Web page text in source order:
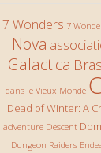
7 Wonders 7
Nova
Galactica
dans le Vieux Monde
Dead of Winter: A
adventure Descent
Dungeon Raiders